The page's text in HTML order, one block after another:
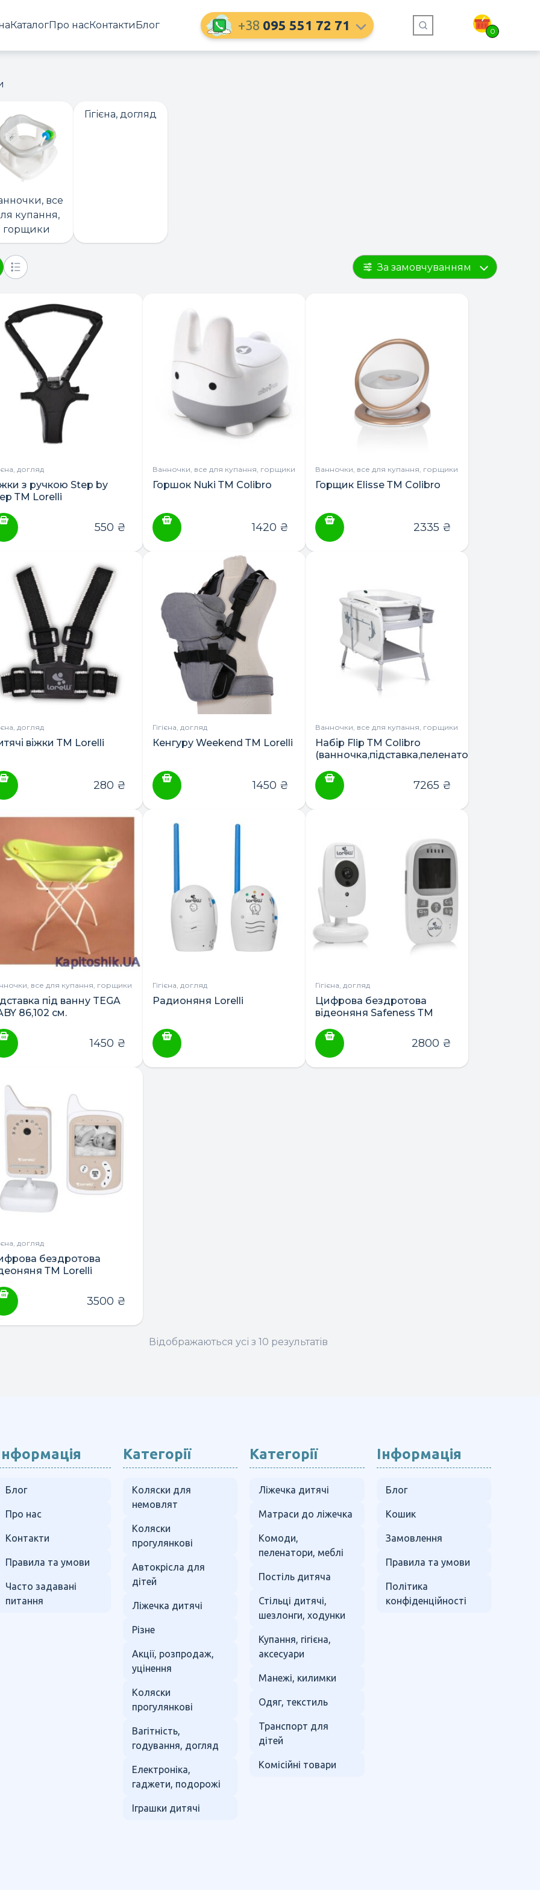
КаталогПро насКонтактиБлог +38 095 551 72 71 0
ПОШУК ТОВАРІВ:
все
купання,
горщики
Гігієна, догляд
За замовчуванням
догляд
з ручкою Step by
ТМ Lorelli
550 ₴
Ванночки, все для купання, горщики
Горшок Nuki ТМ Colibro
1420 ₴
Ванночки, все для купання, горщики
Горщик Elisse ТМ Colibro
2335 ₴
догляд
віжки ТМ Lorelli
280 ₴
Гігієна, догляд
Кенгуру Weekend ТМ Lorelli
1450 ₴
Ванночки, все для купання, горщики
Набір Flip ТМ Colibro
(ванночка,підставка,пеленатор)
7265 ₴
все для купання, горщики
під ванну TEGA
86,102 см.
1450 ₴
Гігієна, догляд
Радионяня Lorelli
Гігієна, догляд
Цифрова бездротова
відеоняня Safeness ТМ
2800 ₴
догляд
бездротова
ТМ Lorelli
3500 ₴
Відображаються усі з 10 результатів
Блог
Про нас
Контакти
Правила та умови
Часто задавані
питання
Категорії
Коляски для
немовлят
Коляски
прогулянкові
Автокрісла для
дітей
Ліжечка дитячі
Різне
Акції, розпродаж,
уцінення
Коляски
прогулянкові
Вагітність,
годування, догляд
Електроніка,
гаджети, подорожі
Іграшки дитячі
Категорії
Ліжечка дитячі
Матраси до ліжечка
Комоди,
пеленатори, меблі
Постіль дитяча
Стільці дитячі,
шезлонги, ходунки
Купання, гігієна,
аксесуари
Манежі, килимки
Одяг, текстиль
Транспорт для
дітей
Комісійні товари
Інформація
Блог
Кошик
Замовлення
Правила та умови
Політика
конфіденційності